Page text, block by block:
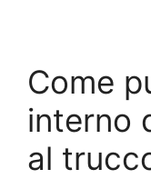
Come
interno
al